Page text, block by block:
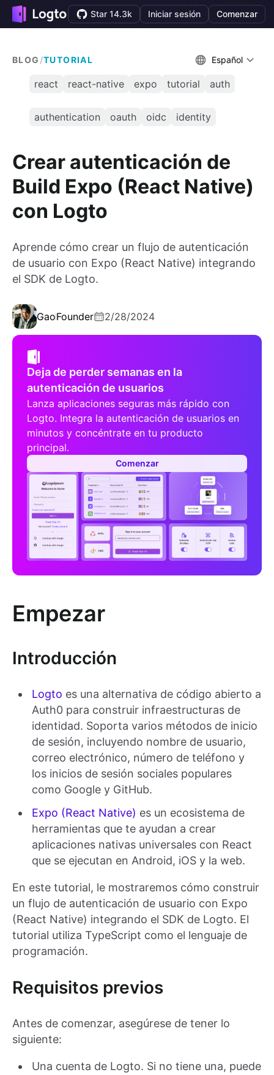
Star 14.3k Iniciar sesión Comenzar
BLOG /TUTORIAL Español
react react-native expo tutorial auth
authentication oauth oidc identity
Crear autenticación de
Build Expo (React Native)
con Logto
Aprende cómo crear un flujo de autenticación
de usuario con Expo (React Native) integrando
el SDK de Logto.
GaoFounder 2/28/2024
Deja de perder semanas en la
autenticación de usuarios
Lanza aplicaciones seguras más rápido con
Logto. Integra la autenticación de usuarios en
minutos y concéntrate en tu producto
principal.
Comenzar
Empezar
Introducción
Logto es una alternativa de código abierto a
Auth0 para construir infraestructuras de
identidad. Soporta varios métodos de inicio
de sesión, incluyendo nombre de usuario,
correo electrónico, número de teléfono y
los inicios de sesión sociales populares
como Google y GitHub.
Expo (React Native) es un ecosistema de
herramientas que te ayudan a crear
aplicaciones nativas universales con React
que se ejecutan en Android, iOS y la web.
En este tutorial, le mostraremos cómo construir
un flujo de autenticación de usuario con Expo
(React Native) integrando el SDK de Logto. El
tutorial utiliza TypeScript como el lenguaje de
programación.
Requisitos previos
Antes de comenzar, asegúrese de tener lo
siguiente:
Una cuenta de Logto. Si no tiene una, puede